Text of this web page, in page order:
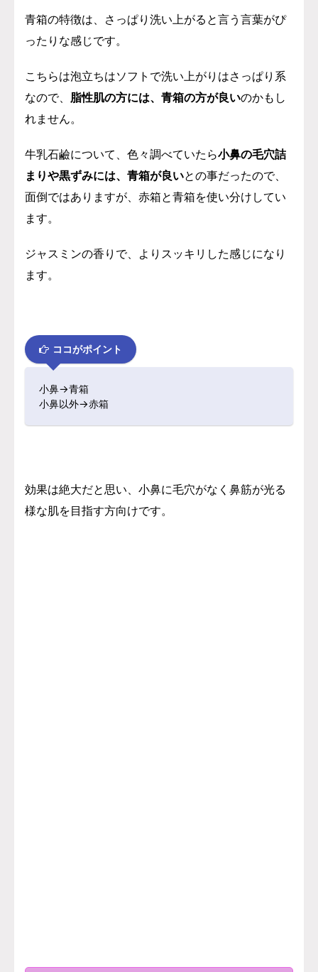
青箱の特徴は、さっぱり洗い上がると言う言葉がぴ
ったりな感じです。
こちらは泡立ちはソフトで洗い上がりはさっぱり系
なので、 脂性肌の方には、青箱の方が良いのかもし
れません。
牛乳石鹼について、色々調べていたら小鼻の毛穴詰
まりや黒ずみには、青箱が良いとの事だったので、
面倒ではありますが、赤箱と青箱を使い分けしてい
ます。
ジャスミンの香りで、よりスッキリした感じになり
ます。
ココがポイント
小鼻→青箱
小鼻以外→赤箱
効果は絶大だと思い、 小鼻に毛穴がなく鼻筋が光る
様な肌を目指す方向けです。